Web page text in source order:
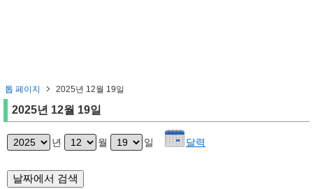
톱 페이지 2025년 12월 19일
2025년 12월 19일
년 월 일 달력